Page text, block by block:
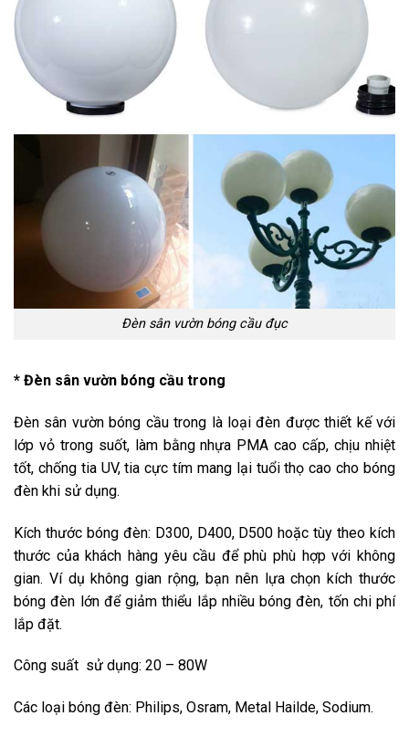
Đèn sân vườn bóng cầu đục
* Đèn sân vườn bóng cầu trong
Đèn sân vườn bóng cầu trong là loại đèn được thiết kế với
lớp vỏ trong suốt, làm bằng nhựa PMA cao cấp, chịu nhiệt
tốt, chống tia UV, tia cực tím mang lại tuổi thọ cao cho bóng
đèn khi sử dụng.
Kích thước bóng đèn: D300, D400, D500 hoặc tùy theo kích
thước của khách hàng yêu cầu để phù phù hợp với không
gian. Ví dụ không gian rộng, bạn nên lựa chọn kích thước
bóng đèn lớn để giảm thiểu lắp nhiều bóng đèn, tốn chi phí
lắp đặt.
Công suất sử dụng: 20 – 80W
Các loại bóng đèn: Philips, Osram, Metal Hailde, Sodium.